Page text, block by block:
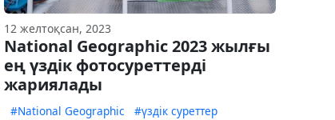
12 желтоқсан, 2023
National Geographic 2023 жылғы
ең үздік фотосуреттерді
жариялады
#National Geographic #үздік суреттер